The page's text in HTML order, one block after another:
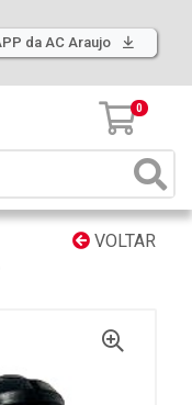
da AC Araujo
0
VOLTAR